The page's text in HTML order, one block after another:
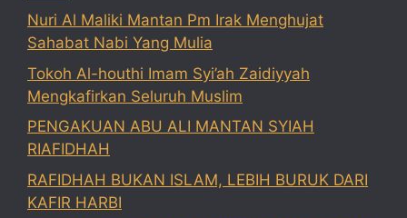
Nuri Al Maliki Mantan Pm Irak Menghujat
Sahabat Nabi Yang Mulia
Tokoh Al-houthi Imam Syi’ah Zaidiyyah
Mengkafirkan Seluruh Muslim
PENGAKUAN ABU ALI MANTAN SYIAH
RIAFIDHAH
RAFIDHAH BUKAN ISLAM, LEBIH BURUK DARI
KAFIR HARBI